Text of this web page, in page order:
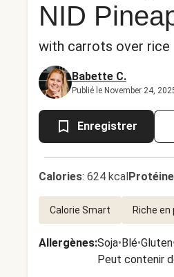
NID
with carrots over rice
Babette C.
Publié le November 24,
Enregistrer
Calories: 624 kcalProtéine
Calorie Smart Riche
Allergènes:Soja•Blé•Gluten
Peut contenir